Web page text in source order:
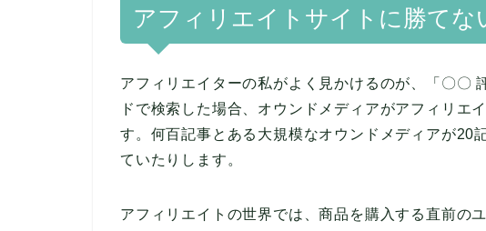
アフィリエイトサイトに勝てな
アフィリエイターの私がよく見かけるのが、「〇〇
ドで検索した場合、オウンドメディアがアフィリエ
す。何百記事とある大規模なオウンドメディアが20
ていたりします。
アフィリエイトの世界では、商品を購入する直前の